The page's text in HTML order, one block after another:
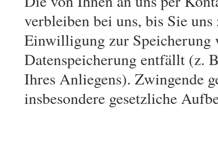
verbleiben bei uns, bis Sie
Einwilligung zur
Datenspeicherung entfällt (z.
Ihres Anliegens). Zwingende
insbesondere gesetzliche